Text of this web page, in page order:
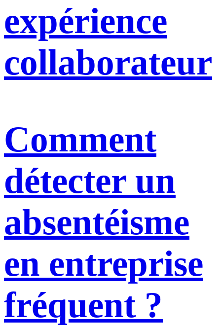
expérience
collaborateur
Comment
détecter un
absentéisme
en entreprise
fréquent ?